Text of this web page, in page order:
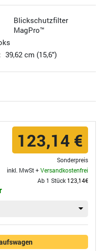
Blickschutzfilter
MagPro™
39,62 cm (15,6")
123,14 €
Sonderpreis
inkl. MwSt +Versandkostenfrei
Ab 1 Stück 123,14€